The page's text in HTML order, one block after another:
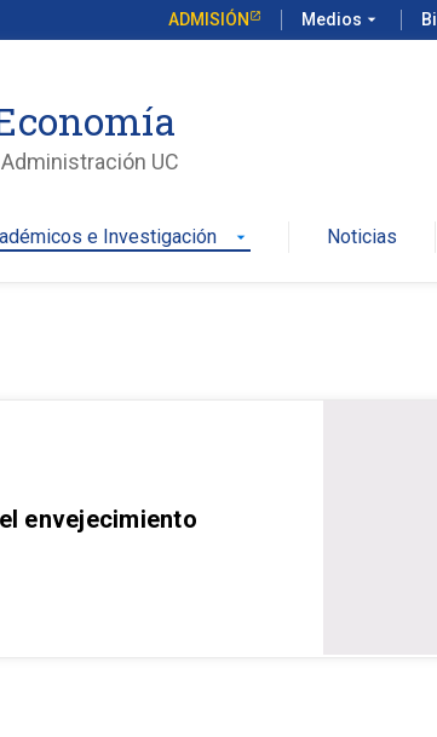
ADMISIÓN Medios arrow_drop_down
UC
e Investigación arrow_drop_down Noticias
envejecimiento